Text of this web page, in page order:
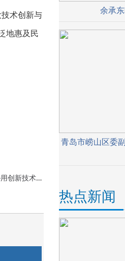
术创新与
地惠及民
电网安全水平
余承
青岛市崂山区委
热点新闻